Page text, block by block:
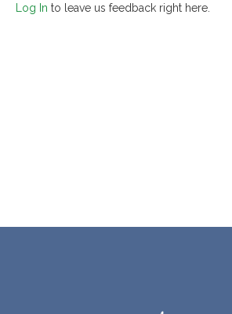
Log In to leave us feedback right here.